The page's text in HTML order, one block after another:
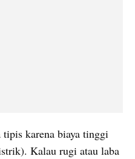
karena biaya tinggi
Kalau rugi atau laba